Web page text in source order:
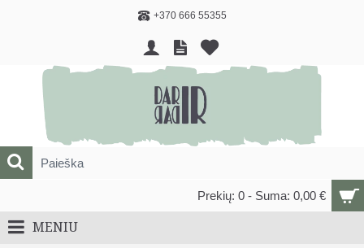
+370 666 55355
Prekių: 0 - Suma: 0,00 €
MENIU